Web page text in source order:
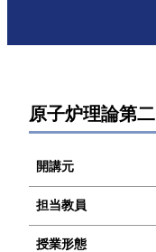
原子炉理論第二
開講元
担当教員
授業形態